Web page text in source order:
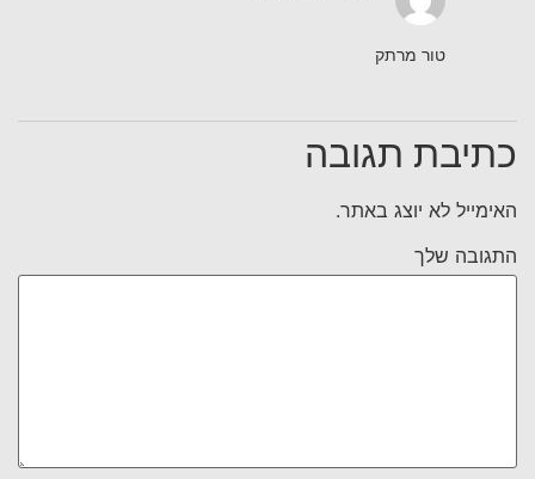
טור מרתק
כתיבת תגובה
האימייל לא יוצג באתר.
התגובה שלך